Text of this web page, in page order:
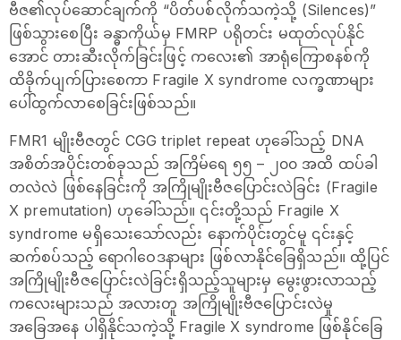
ဗီဇ၏လုပ်ဆောင်ချက်ကို “ပိတ်ပစ်လိုက်သကဲ့သို့ (Silences)”
ဖြစ်သွားစေပြီး ခန္ဓာကိုယ်မှ FMRP ပရိုတင်း မထုတ်လုပ်နိုင်
အောင် တားဆီးလိုက်ခြင်းဖြင့် ကလေး၏ အာရုံကြောစနစ်ကို
ထိခိုက်ပျက်ပြားစေကာ Fragile X syndrome လက္ခဏာများ
ပေါ်ထွက်လာစေခြင်းဖြစ်သည်။
FMR1 မျိုးဗီဇတွင် CGG triplet repeat ဟုခေါ်သည့် DNA
အစိတ်အပိုင်းတစ်ခုသည် အကြိမ်ရေ ၅၅ – ၂၀၀ အထိ ထပ်ခါ
တလဲလဲ ဖြစ်နေခြင်းကို အကြိုမျိုးဗီဇပြောင်းလဲခြင်း (Fragile
X premutation) ဟုခေါ်သည်။ ၎င်းတို့သည် Fragile X
syndrome မရှိသေး‌သော်လည်း နောက်ပိုင်းတွင်မူ ၎င်းနှင့်
ဆက်စပ်သည့် ရောဂါဝေဒနာများ ဖြစ်လာနိုင်ခြေရှိသည်။ ထို့ပြင်
အကြိုမျိုးဗီဇပြောင်းလဲခြင်းရှိသည့်သူများမှ မွေးဖွားလာသည့်
ကလေးများသည် အလားတူ အကြိုမျိုးဗီဇပြောင်းလဲမှု
အခြေအနေ ပါရှိနိုင်သကဲ့သို့ Fragile X syndrome ဖြစ်နိုင်ခြေ